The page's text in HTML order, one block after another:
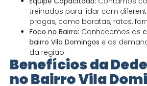
treinados para lidar com
pragas, como baratas, ratos,
Foco no Bairro: Conhecemos as
bairro Vila Domingos e as
da região.
Benefícios da
no Bairro Vila